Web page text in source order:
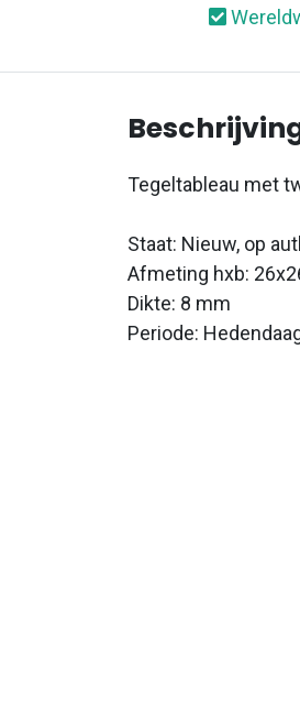
Tegeltableau met
Staat: Nieuw, op
Afmeting hxb:
Dikte: 8 mm
Periode: